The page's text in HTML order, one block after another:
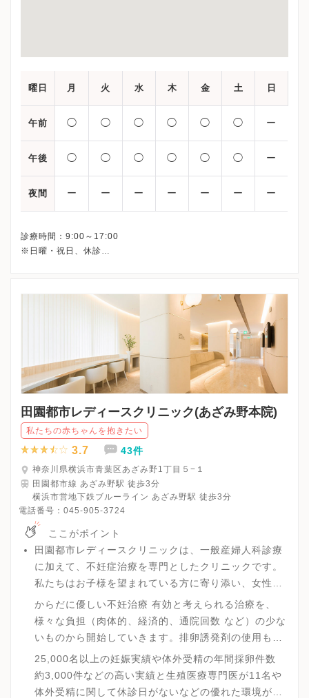
曜日 月 火 水 木 金 土 日
午前 ◯ ◯ ◯ ◯ ◯ ◯ ー
午後 ◯ ◯ ◯ ◯ ◯ ◯ ー
夜間 ー ー ー ー ー ー ー
診療時間：9:00～17:00
※日曜・祝日、休診
田園都市レディースクリニック(あざみ野本院)
私たちの赤ちゃんを抱きたい
3.7 43件
神奈川県横浜市青葉区あざみ野1丁目５−１
田園都市線 あざみ野駅 徒歩3分
横浜市営地下鉄ブルーライン あざみ野駅 徒歩3分
電話番号： 045-905-3724
ここがポイント
田園都市レディースクリニックは、一般産婦人科診療
に加えて、不妊症治療を専門としたクリニックです。
私たちはお子様を望まれている方に寄り添い、女性に
も、男性にも、安心して治療を受けていただけますよ
う、スタッフ全員で心からのサポートを行ってまいり
ます。
からだに優しい不妊治療 有効と考えられる治療を、
様々な負担（肉体的、経済的、通院回数 など）の少な
いものから開始していきます。排卵誘発剤の使用も必
要最小限に抑えて副作用の少ない治療を心がけ、か
つ、妊娠成績を維持しております。
25,000名以上の妊娠実績や体外受精の年間採卵件数
約3,000件などの高い実績と生殖医療専門医が11名や
体外受精に関して休診日がないなどの優れた環境が用